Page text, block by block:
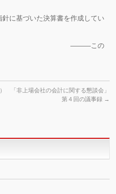
に基づいた決算書を作成してい
の
「非上場会社の会計に関する懇談会」
第４回の議事録 →